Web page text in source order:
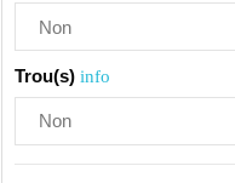
Trou(s) info